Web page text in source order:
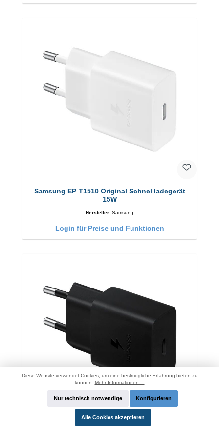
Samsung EP-T1510 Original Schnellladegerät
15W
Hersteller: Samsung
Login für Preise und Funktionen
Samsung EP-T1510 Original Schnellladegerät
Diese Website verwendet Cookies, um eine bestmögliche Erfahrung bieten zu
können. Mehr Informationen ...
Nur technisch notwendige Konfigurieren
Alle Cookies akzeptieren